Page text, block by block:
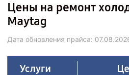
Цены на ремонт
Maytag
Дата обновления прайса:
Услуги